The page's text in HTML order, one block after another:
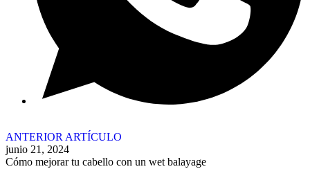
ANTERIOR ARTÍCULO
junio 21, 2024
Cómo mejorar tu cabello con un wet balayage